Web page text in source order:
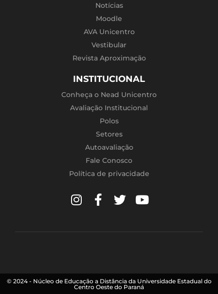
Notícias
Moodle
AVA Unicentro
Vestibular
Revista Aproximação
INSTITUCIONAL
Conheça o Nead Unicentro
Avaliação Institucional
Polos
Setores
Autoavaliação
Fale Conosco
Política de privacidade
© 2024 - Núcleo de Educação a Distância da Universidade Estadual do
Centro Oeste do Paraná